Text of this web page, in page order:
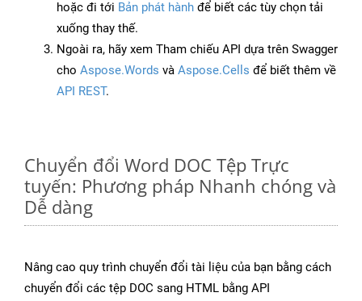
hoặc đi tới Bản phát hành để biết các tùy chọn tải
xuống thay thế.
Ngoài ra, hãy xem Tham chiếu API dựa trên Swagger
cho Aspose.Words và Aspose.Cells để biết thêm về
API REST.
Chuyển đổi Word DOC Tệp Trực
tuyến: Phương pháp Nhanh chóng và
Dễ dàng
Nâng cao quy trình chuyển đổi tài liệu của bạn bằng cách
chuyển đổi các tệp DOC sang HTML bằng API